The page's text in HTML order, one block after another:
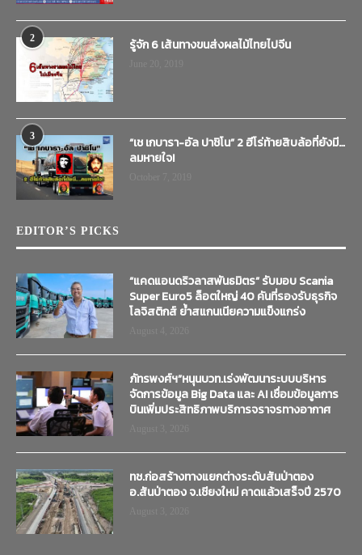
2 รู้จัก 6 เส้นทางขนส่งผลไม้ไทยไปจีน
3
“เช เกบารา-อัล ปาชิโน” 2 ฮีโร่ท้ายสิบล้อที่ยังมี…
ลมหายใจ!
EDITOR’S PICKS
“แคดแอนดริวลาสพันธมิตร” รับมอบ Scania
Super Euro5 ล็อตใหญ่ 40 คันที่รองรับธุรกิจ
โลจิสติกส์ ย้ำสแกนเนียความแข็งแกร่ง
ภัทรพงศ์ฯ”หนุนบวท.เร่งพัฒนาระบบบริหาร
จัดการข้อมูล Big Data และ AI เชื่อมข้อมูลการ
บินเพิ่มประสิทธิภาพบริการจราจรทางอากาศ
ทช.ก่อสร้างทางแยกต่างระดับสันป่าตอง
อ.สันป่าตอง จ.เชียงใหม่ คาดแล้วเสร็จปี 2570